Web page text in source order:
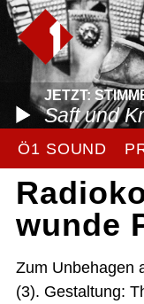
JETZT:
Saft und
Ö1 SOUND
wunde
Zum Unbehagen
(3). Gestaltung: